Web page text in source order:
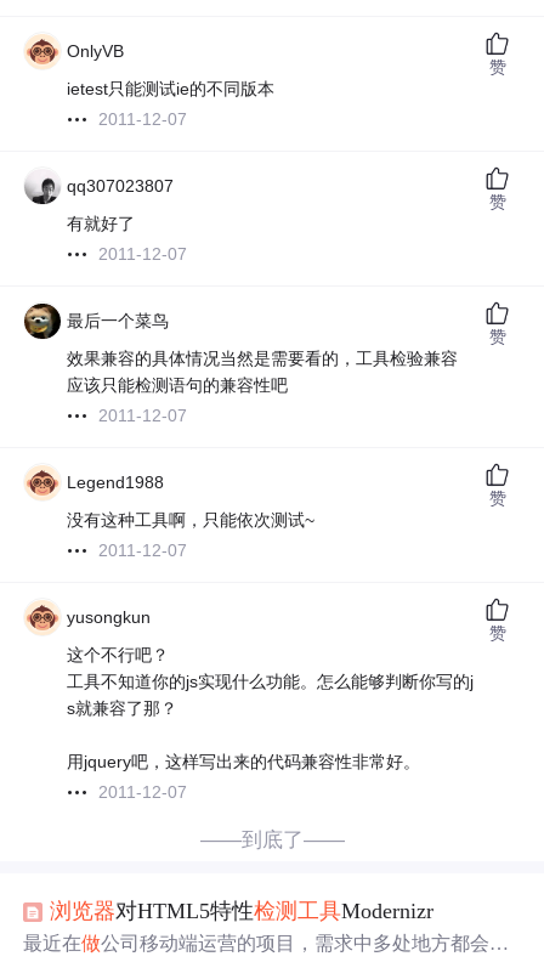
OnlyVB
ietest只能测试ie的不同版本
2011-12-07
赞
qq307023807
有就好了
2011-12-07
赞
最后一个菜鸟
效果兼容的具体情况当然是需要看的，工具检验兼容
应该只能检测语句的兼容性吧
2011-12-07
赞
Legend1988
没有这种工具啊，只能依次测试~
2011-12-07
赞
yusongkun
这个不行吧？
工具不知道你的js实现什么功能。怎么能够判断你写的j
s就兼容了那？
用jquery吧，这样写出来的代码兼容性非常好。
2011-12-07
赞
——到底了——
浏览器对HTML5特性检测工具Modernizr
最近在做公司移动端运营的项目，需求中多处地方都会涉